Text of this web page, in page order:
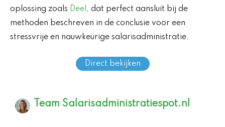
oplossing zoals Deel , dat perfect aansluit bij de
methoden beschreven in de conclusie voor een
stressvrije en nauwkeurige salarisadministratie.
Direct bekijken
Team Salarisadministratiespot.nl